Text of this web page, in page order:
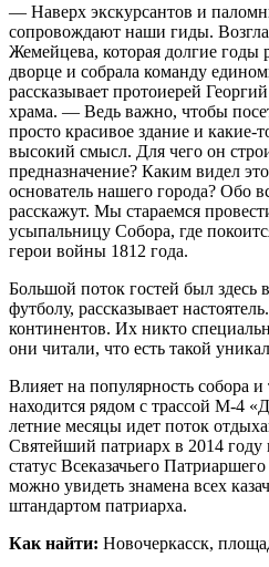
— Наверх экскурсантов и
сопровождают наши гиды.
Жемейцева, которая долгие годы
дворце и собрала команду
рассказывает протоиерей
храма. — Ведь важно, чтобы
просто красивое здание и какие-
высокий смысл. Для чего он
предназначение? Каким видел
основатель нашего города? Обо
расскажут. Мы стараемся
усыпальницу Собора, где
герои войны 1812 года.
Большой поток гостей был здесь
футболу, рассказывает
континентов. Их никто
они читали, что есть такой
Влияет на популярность собора
находится рядом с трассой М-4
летние месяцы идет поток
Святейший патриарх в 2014
статус Всеказачьего
можно увидеть знамена всех
штандартом патриарха.
Как найти: Новочеркасск,